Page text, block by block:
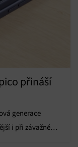
přináší
generace
i při závažném